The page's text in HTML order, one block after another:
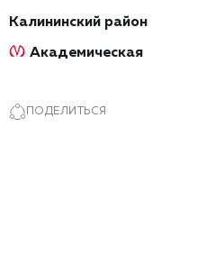
Академическая
Калининский район
ПОДЕЛИТЬСЯ